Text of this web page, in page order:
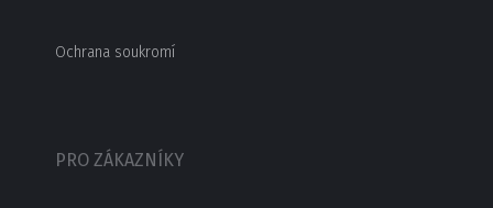
Ochrana soukromí
PRO ZÁKAZNÍKY